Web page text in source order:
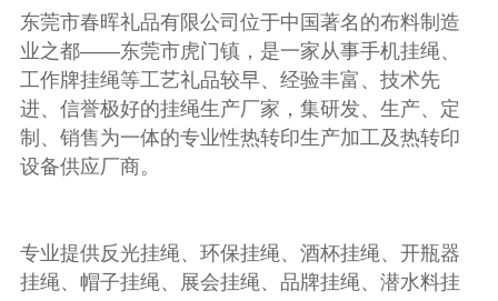
东莞市春晖礼品有限公司位于中国著名的布料制造
业之都——东莞市虎门镇，是一家从事手机挂绳、
工作牌挂绳等工艺礼品较早、经验丰富、技术先
进、信誉极好的挂绳生产厂家，集研发、生产、定
制、销售为一体的专业性热转印生产加工及热转印
设备供应厂商。
专业提供反光挂绳、环保挂绳、酒杯挂绳、开瓶器
挂绳、帽子挂绳、展会挂绳、品牌挂绳、潜水料挂